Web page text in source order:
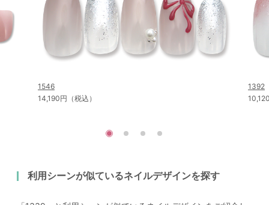
1546
14,190円（税込）
1392
利用シーンが似ているネイルデザインを探す